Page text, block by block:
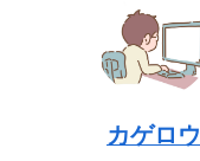
カゲロウ